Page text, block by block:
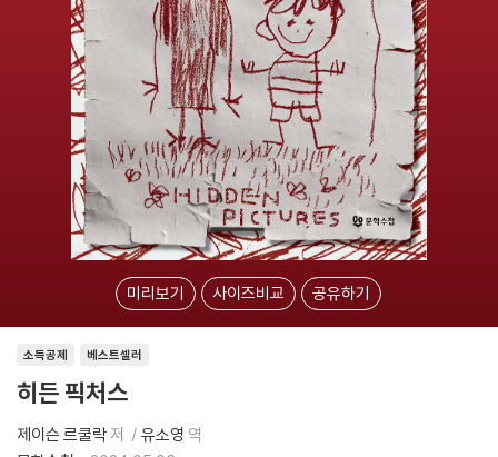
미리보기 사이즈비교 공유하기
소득공제 베스트셀러
히든 픽처스
제이슨 르쿨락저 유소영 역